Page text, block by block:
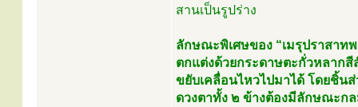
สานเป็นรูปร่าง
ลักษณะพิเศษของ “เมรุปราสาท
ตกแต่งด้วยกระดาษตะกั่วหลาก
ขยับเคลื่อนไหวไปมาได้ โดยชิ้น
ดวงตาทั้ง ๒ ข้างต้องมีลักษณะก